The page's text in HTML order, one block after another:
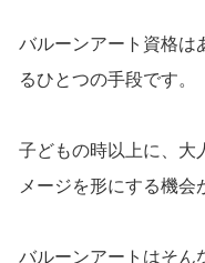
バルーンアート資格は
るひとつの手段です。
子どもの時以上に、大
メージを形にする機会
バルーンアートはそん